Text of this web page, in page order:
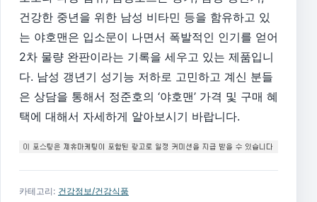
건강한 중년을 위한 남성 비타민 등을 함유하고 있
는 야호맨은 입소문이 나면서 폭발적인 인기를 얻어
2차 물량 완판이라는 기록을 세우고 있는 제품입니
다. 남성 갱년기 성기능 저하로 고민하고 계신 분들
은 상담을 통해서 정준호의 ‘야호맨’ 가격 및 구매 혜
택에 대해서 자세하게 알아보시기 바랍니다.
카테고리: 건강정보/건강식품